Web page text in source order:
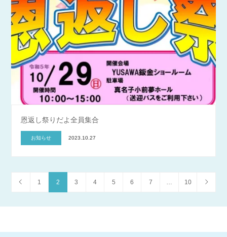
恩返し祭りだよ全員集合
お知らせ 2023.10.27
1 2 3 4 5 6 7 10